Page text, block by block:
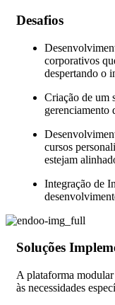
Desafios
corporativos
despertando o
Criação de um
gerenciamento
cursos
estejam
Integração de
Soluções
A plataforma
às necessidades